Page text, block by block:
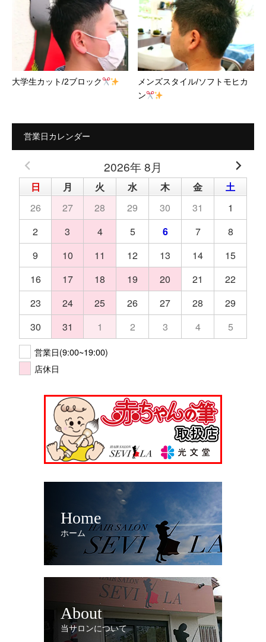
大学生カット/2ブロック
メンズスタイル/ソフトモヒカ
ン
営業日カレンダー
2026年 8月
日 月 火 水 木 金
土
26
27 28 29 30 31
1
2
3 4 5 6 7
8
9
10 11 12 13 14
15
16
17 18 19 20 21
22
23
24 25 26 27 28
29
30
31 1 2 3 4 5
営業日(9:00~19:00)
店休日
Home
ホーム
About
当サロンについて